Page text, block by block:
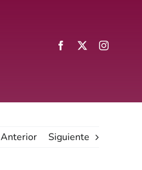
Anterior Siguiente